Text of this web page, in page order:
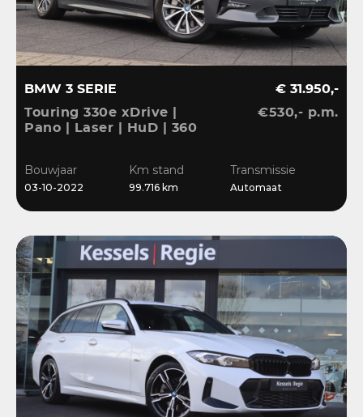
BMW 3 SERIE
Touring 330e xDrive |
Pano | Laser | HuD | 360
Dravit
€ 31.950,-
€530,- p.m.
Bouwjaar
03-10-2022
Km stand
99.716 km
Transmissie
Automaat